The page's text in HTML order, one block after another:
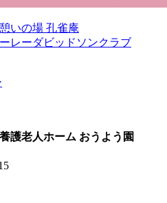
護老人ホーム おうよう園